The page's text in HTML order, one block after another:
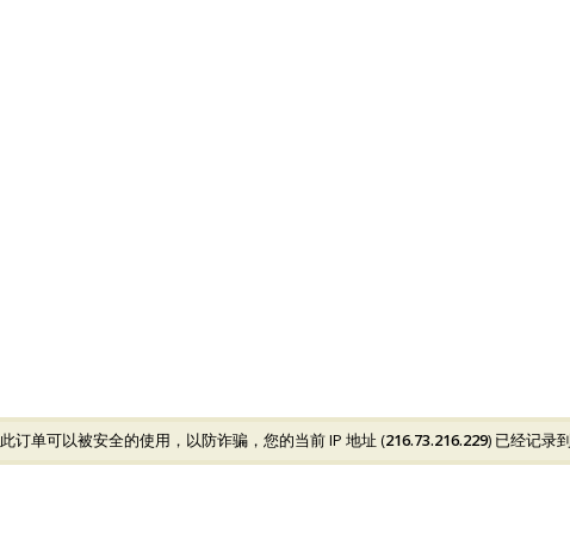
此订单可以被安全的使用，以防诈骗，您的当前 IP 地址 (216.73.216.229) 已经记录